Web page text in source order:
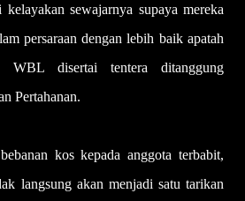
kelayakan sewajarnya supaya mereka
persaraan dengan lebih baik apatah
WBL disertai tentera ditanggung
Pertahanan.
kos kepada anggota terbabit,
langsung akan menjadi satu tarikan